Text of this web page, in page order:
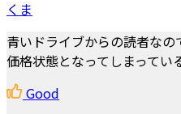
くま
青いドライブからの読者な
価格状態となってしまってい
Good